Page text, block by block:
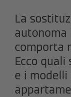
La
autonoma
comporta
Ecco
e i